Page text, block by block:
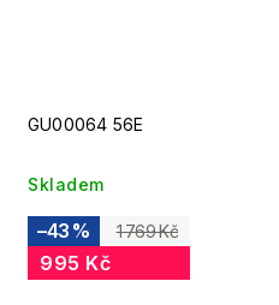
GU00064 56E
Skladem
1 769 Kč
–43 %
995 Kč